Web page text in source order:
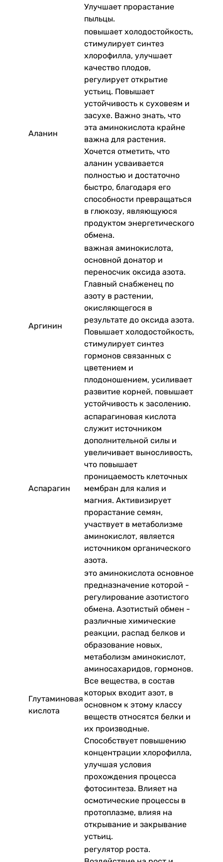
Улучшает прорастание
пыльцы.
Аланин
повышает холодостойкость,
стимулирует синтез
хлорофилла, улучшает
качество плодов,
регулирует открытие
устьиц. Повышает
устойчивость к суховеям и
засухе. Важно знать, что
эта аминокислота крайне
важна для растения.
Хочется отметить, что
аланин усваивается
полностью и достаточно
быстро, благодаря его
способности превращаться
в глюкозу, являющуюся
продуктом энергетического
обмена.
Аргинин
важная аминокислота,
основной донатор и
переносчик оксида азота.
Главный снабженец по
азоту в растении,
окисляющегося в
результате до оксида азота.
Повышает холодостойкость,
стимулирует синтез
гормонов связанных с
цветением и
плодоношением, усиливает
развитие корней, повышает
устойчивость к засолению.
Аспарагин
аспарагиновая кислота
служит источником
дополнительной силы и
увеличивает выносливость,
что повышает
проницаемость клеточных
мембран для калия и
магния. Активизирует
прорастание семян,
участвует в метаболизме
аминокислот, является
источником органического
азота.
Глутаминовая
кислота
это аминокислота основное
предназначение которой -
регулирование азотистого
обмена. Азотистый обмен -
различные химические
реакции, распад белков и
образование новых,
метаболизм аминокислот,
аминосахаридов, гормонов.
Все вещества, в состав
которых входит азот, в
основном к этому классу
веществ относятся белки и
их производные.
Способствует повышению
концентрации хлорофилла,
улучшая условия
прохождения процесса
фотосинтеза. Влияет на
осмотические процессы в
протоплазме, влияя на
открывание и закрывание
устьиц.
регулятор роста.